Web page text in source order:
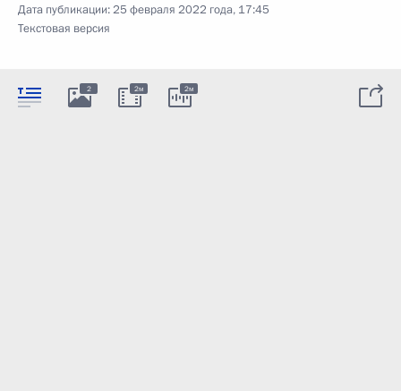
Дата публикации:25 февраля 2022 года, 17:45
Текстовая версия
2 2м 2м